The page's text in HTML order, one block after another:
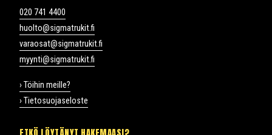
020 741 4400
huolto@sigmatrukit.fi
varaosat@sigmatrukit.fi
myynti@sigmatrukit.fi
› Töihin meille?
› Tietosuojaseloste